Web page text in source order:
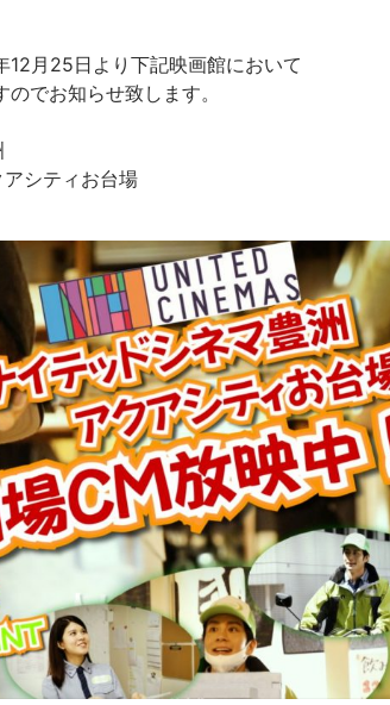
月25日より下記映画館において
でお知らせ致します。
シティお台場